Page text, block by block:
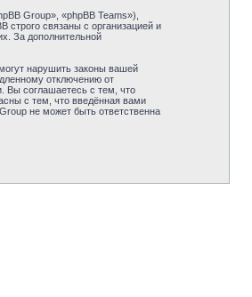
Group», «phpBB Teams»),
строго связаны с организацией и
За дополнительной
нарушить законы вашей
отключению от
Вы соглашаетесь с тем, что
с тем, что введённая вами
не может быть ответственна